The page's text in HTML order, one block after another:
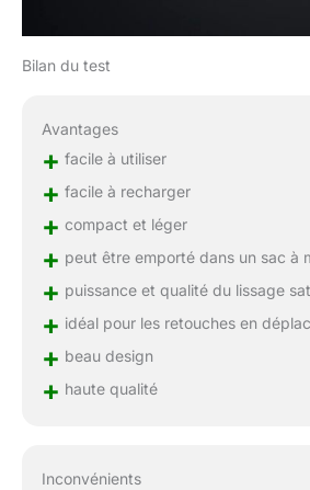
Bilan du test
Avantages
+ facile à utiliser
+ facile à recharger
+ compact et léger
+ peut être emporté dans un sac à
+ puissance et qualité du lissage
+ idéal pour les retouches en
+ beau design
+ haute qualité
Inconvénients